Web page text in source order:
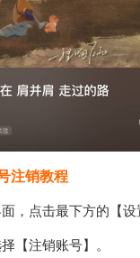
注销教程
，点击最下方的【设
【注销账号】。